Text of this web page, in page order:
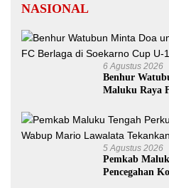
NASIONAL
6 Agustus 2026
Benhur
Maluku Raya
5 Agustus 2026
Pemkab
Pencegahan